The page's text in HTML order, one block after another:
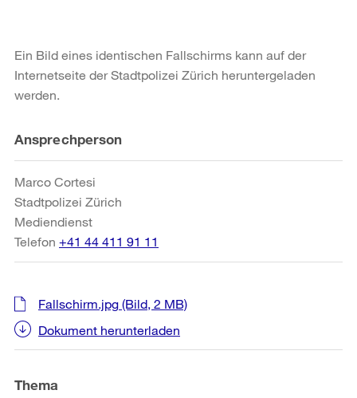
Ein Bild eines identischen Fallschirms kann auf der
Internetseite der Stadtpolizei Zürich heruntergeladen
werden.
Weitere
Informationen
Ansprechperson
Marco Cortesi
Stadtpolizei Zürich
Mediendienst
Telefon +41 44 411 91 11
Fallschirm.jpg (Bild, 2 MB)
Dokument herunterladen
Thema